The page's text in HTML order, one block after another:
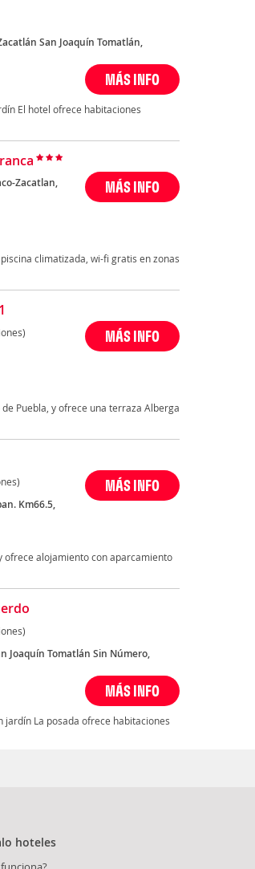
San Joaquín Tomatlán,
MÁS INFO
El hotel ofrece habitaciones
Zacatlan, MÁS INFO
climatizada, wi-fi gratis en zonas
MÁS INFO
Puebla, y ofrece una terraza Alberga
Km66.5,
MÁS INFO
ofrece alojamiento con aparcamiento
Joaquín Tomatlán Sin Número,
MÁS INFO
jardín La posada ofrece habitaciones
hoteles